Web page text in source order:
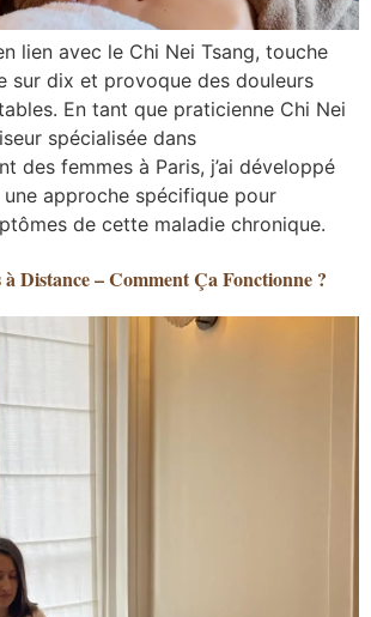
lien avec le Chi Nei Tsang, touche
sur dix et provoque des douleurs
En tant que praticienne Chi Nei
spécialisée dans
des femmes à Paris, j’ai développé
approche spécifique pour
de cette maladie chronique.
Distance – Comment Ça Fonctionne ?